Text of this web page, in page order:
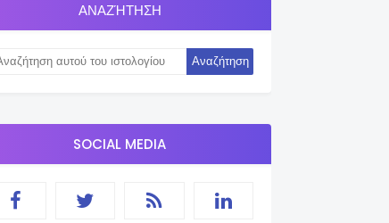
ΑΝΑΖΉΤΗΣΗ
SOCIAL MEDIA